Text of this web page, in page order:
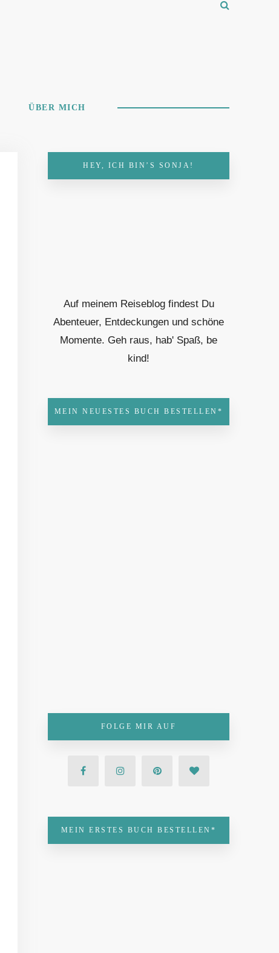
ÜBER MICH
HEY, ICH BIN’S SONJA!
Auf meinem Reiseblog findest Du
Abenteuer, Entdeckungen und schöne
Momente. Geh raus, hab' Spaß, be
kind!
MEIN NEUESTES BUCH BESTELLEN*
FOLGE MIR AUF
MEIN ERSTES BUCH BESTELLEN*